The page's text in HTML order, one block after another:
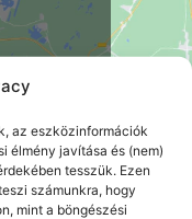
az eszközinformációk
élmény javítása és (nem)
tesszük. Ezen
számunkra, hogy
mint a böngészési